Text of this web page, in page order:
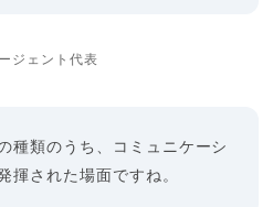
ジェント代表
種類のうち、コミュニケーシ
揮された場面ですね。